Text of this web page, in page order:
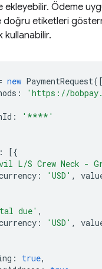
ekleyebilir. Ödeme
doğru etiketleri
kullanabilir.
new PaymentRequest
: 'https://
:
'****'
:
[{
L/S Crew Neck -
: 'USD' ,
due' ,
: 'USD' ,
: true,